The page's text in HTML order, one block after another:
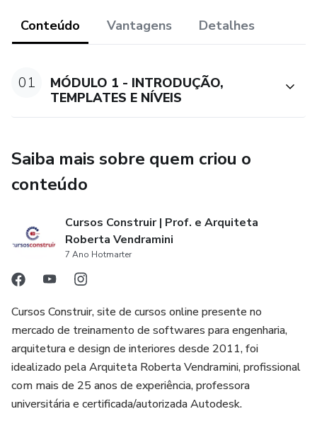
Conteúdo Vantagens Detalhes
01
MÓDULO 1 - INTRODUÇÃO,
TEMPLATES E NÍVEIS
Saiba mais sobre quem criou o
conteúdo
Cursos Construir | Prof. e Arquiteta
Roberta Vendramini
7 Ano Hotmarter
Cursos Construir, site de cursos online presente no
mercado de treinamento de softwares para engenharia,
arquitetura e design de interiores desde 2011, foi
idealizado pela Arquiteta Roberta Vendramini, profissional
com mais de 25 anos de experiência, professora
universitária e certificada/autorizada Autodesk.